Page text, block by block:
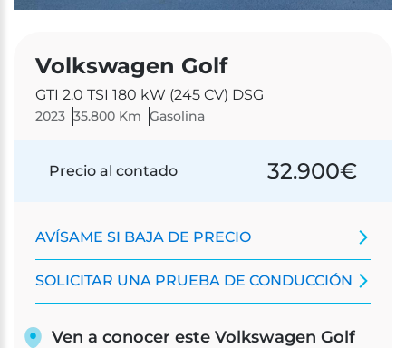
Volkswagen Golf
GTI 2.0 TSI 180 kW (245 CV) DSG
2023 35.800 Km Gasolina
Precio al contado 32.900€
AVÍSAME SI BAJA DE PRECIO
SOLICITAR UNA PRUEBA DE CONDUCCIÓN
Ven a conocer este Volkswagen Golf